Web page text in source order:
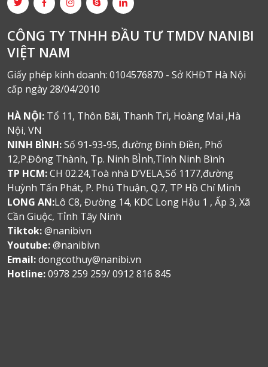
CÔNG TY TNHH ĐẦU TƯ TMDV NANIBI
VIỆT NAM
Giấy phép kinh doanh: 0104576870 - Sở KHĐT Hà Nội
cấp ngày 28/04/2010
HÀ NỘI: Tổ 11, Thôn Bãi, Thanh Trì, Hoàng Mai ,Hà
Nội, VN
NINH BÌNH:Số 91-93-95, đường Đinh Điền, Phố
12,P.Đông Thành, Tp. Ninh BÌnh,Tỉnh Ninh Bình
TP HCM:CH 02.24,Toà nhà D’VELA,Số 1177,đường
Huỳnh Tấn Phát, P. Phú Thuận, Q.7, TP Hồ Chí Minh
LONG AN:Lô C8, Đường 14, KDC Long Hậu 1 , Ấp 3, Xã
Cần Giuộc, Tỉnh Tây Ninh
Tiktok:@nanibivn
Youtube:@nanibivn
Email:dongcothuy@nanibi.vn
Hotline:0978 259 259/ 0912 816 845